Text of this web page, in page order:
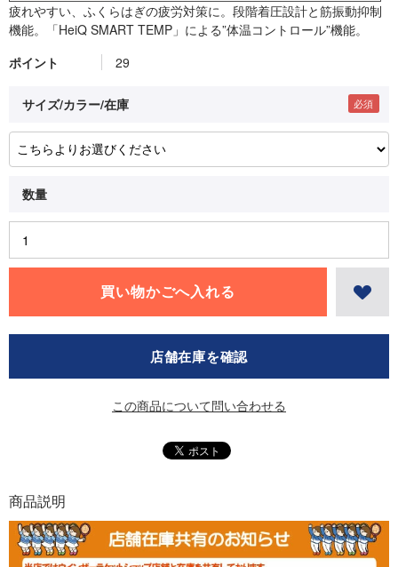
ポイント 29
サイズ/カラー/在庫
店舗在庫を確認
この商品について問い合わせる
疲れやすい、ふくらはぎの疲労対策に。段階着圧設計と筋振動抑制
機能。「HeiQ SMART TEMP」による”体温コントロール”機能。
商品説明